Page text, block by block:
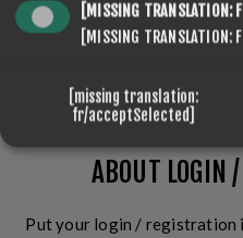
ABOUT LOGIN
Put your login / registration
[MISSING TRANSLATION:
[MISSING TRANSLATION:
[missing translation:
fr/acceptSelected]